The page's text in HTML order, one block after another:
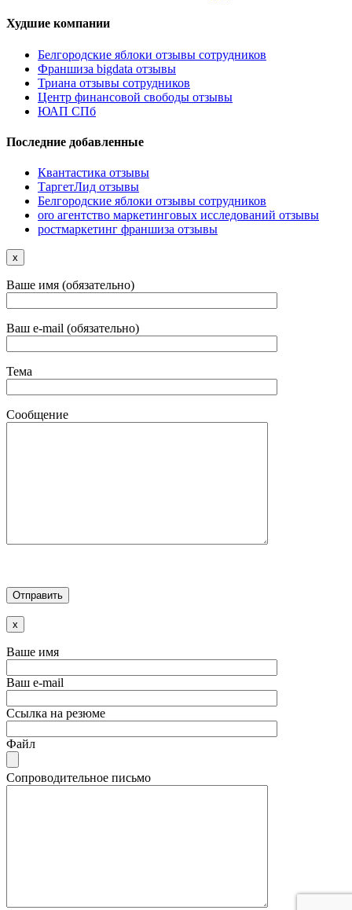
Худшие компании
Белгородские яблоки отзывы сотрудников
Франшиза bigdata отзывы
Триана отзывы сотрудников
Центр финансовой свободы отзывы
ЮАП СПб
Последние добавленные
Квантастика отзывы
ТаргетЛид отзывы
Белгородские яблоки отзывы сотрудников
oro агентство маркетинговых исследований отзывы
ростмаркетинг франшиза отзывы
x
Ваше имя (обязательно)
Ваш e-mail (обязательно)
Тема
Сообщение
x
Ваше имя
Ваш e-mail
Ссылка на резюме
Файл
Сопроводительное письмо